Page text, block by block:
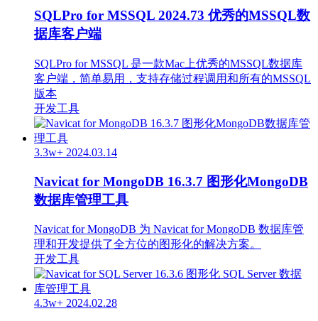
SQLPro for MSSQL 2024.73 优秀的MSSQL数
据库客户端
SQLPro for MSSQL 是一款Mac上优秀的MSSQL数据库
客户端，简单易用，支持存储过程调用和所有的MSSQL
版本
开发工具
3.3w+ 2024.03.14
Navicat for MongoDB 16.3.7 图形化MongoDB
数据库管理工具
Navicat for MongoDB 为 Navicat for MongoDB 数据库管
理和开发提供了全方位的图形化的解决方案。
开发工具
4.3w+ 2024.02.28